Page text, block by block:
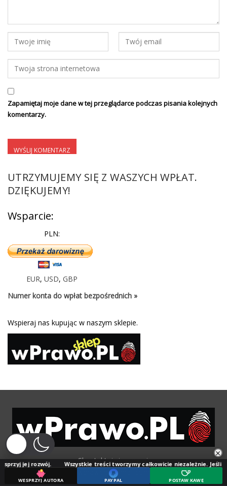
Zapamiętaj moje dane w tej przeglądarce podczas pisania kolejnych
komentarzy.
UTRZYMUJEMY SIĘ Z WASZYCH WPŁAT.
DZIĘKUJEMY!
Wsparcie:
PLN:
EUR, USD, GBP
Numer konta do wpłat bezpośrednich »
Wspieraj nas kupując w naszym sklepie.
Skontaktuj się z nami:
wprawopl@gmail.com
×
Wszystkie treści tworzymy całkowicie niezależnie. Jeśli doceniasz
WESPRZYJ AUTORA PAYPAL POSTAW KAWĘ